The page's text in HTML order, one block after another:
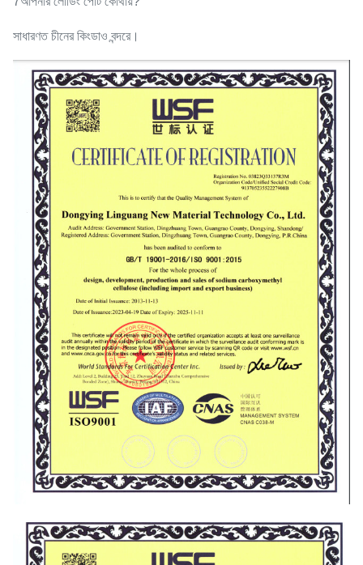
সাধারণত চীনের কিংডাও বন্দরে।